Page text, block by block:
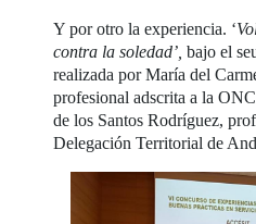
Y por otro la experiencia. ‘
contra la soledad’, bajo el
realizada por María del
profesional adscrita a la
de los Santos Rodríguez,
Delegación Territorial de